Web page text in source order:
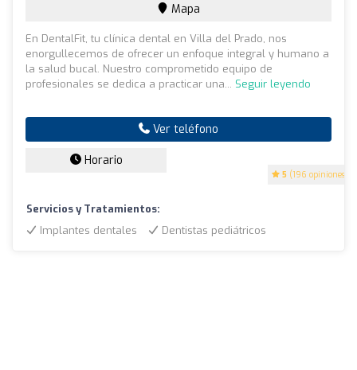
5 (196 opiniones)
Mapa
En DentalFit, tu clínica dental en Villa del Prado, nos
enorgullecemos de ofrecer un enfoque integral y humano a
la salud bucal. Nuestro comprometido equipo de
profesionales se dedica a practicar una... Seguir leyendo
Ver teléfono
Horario
Servicios y Tratamientos:
Implantes dentales
Dentistas pediátricos